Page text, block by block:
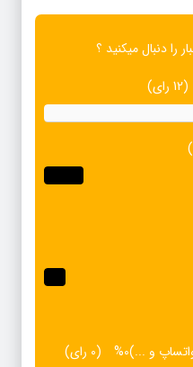
را دنبال میکنید ؟
(12 رای)
و ...)0% (0 رای)